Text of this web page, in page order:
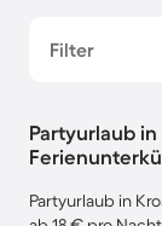
Filter
Partyurlaub
Partyurlaub in